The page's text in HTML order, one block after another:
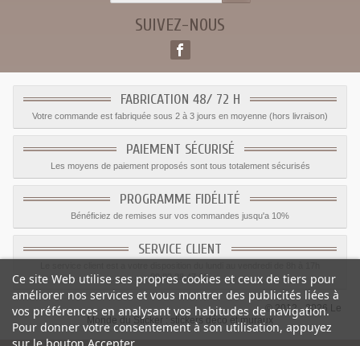
SUIVEZ-NOUS
FABRICATION 48/ 72 H
Votre commande est fabriquée sous 2 à 3 jours en moyenne (hors livraison)
PAIEMENT SÉCURISÉ
Les moyens de paiement proposés sont tous totalement sécurisés
PROGRAMME FIDÉLITÉ
Bénéficiez de remises sur vos commandes jusqu'a 10%
SERVICE CLIENT
09.82.28.47.69.
© 2012 - 2026 Le
Monde du Sticker :
stickers déco et muraux
Ce site Web utilise ses propres cookies et ceux de tiers pour
améliorer nos services et vous montrer des publicités liées à
vos préférences en analysant vos habitudes de navigation.
Pour donner votre consentement à son utilisation, appuyez